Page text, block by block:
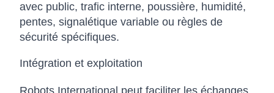
avec public, trafic interne, poussière, humidité,
pentes, signalétique variable ou règles de
sécurité spécifiques.
Intégration et exploitation
Robots International peut faciliter les échanges